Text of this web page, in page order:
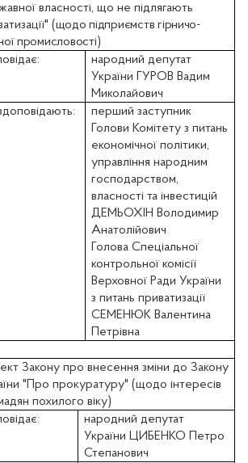
власності, що не підлягають
(щодо підприємств гірничо-
промисловості)
народний депутат
України ГУРОВ Вадим
Миколайович
перший заступник
Голови Комітету з питань
економічної політики,
управління народним
господарством,
власності та інвестицій
ДЕМЬОХІН Володимир
Анатолійович
Голова Спеціальної
контрольної комісії
Верховної Ради України
з питань приватизації
СЕМЕНЮК Валентина
Петрівна
Закону про внесення зміни до Закону
"Про прокуратуру" (щодо інтересів
похилого віку)
народний депутат
України ЦИБЕНКО Петро
Степанович